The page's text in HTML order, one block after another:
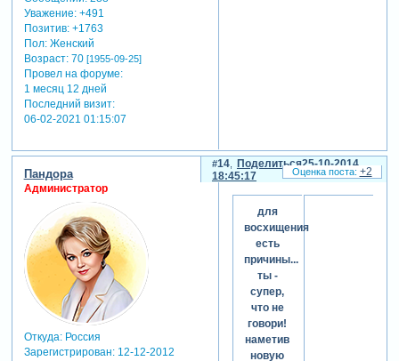
Уважение: +491
Позитив: +1763
Пол:Женский
Возраст:70 [1955-09-25]
Провел на форуме:
1 месяц 12 дней
Последний визит:
06-02-2021 01:15:07
Поделиться
14
25-10-2014
18:45:17
Пандора
Администратор
Откуда:Россия
Зарегистрирован: 12-12-2012
для
восхищения
есть
причины...
ты -
супер,
что не
говори!
наметив
новую
+2